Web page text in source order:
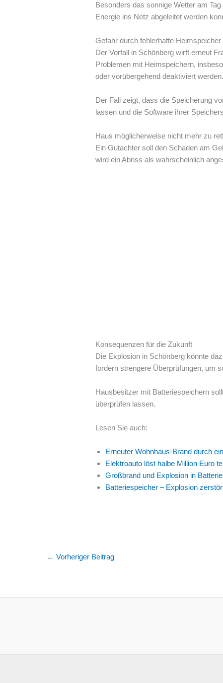
Besonders das sonnige Wetter am
Energie ins Netz abgeleitet werden
Gefahr durch fehlerhafte
Der Vorfall in Schönberg wirft erneut
Problemen mit Heimspeichern,
oder vorübergehend deaktiviert werden.
Der Fall zeigt, dass die Speicherung
lassen und die Software ihrer
Haus möglicherweise nicht mehr zu
Ein Gutachter soll den Schaden am
wird ein Abriss als wahrscheinlich
Konsequenzen für die Zukunft
Die Explosion in Schönberg könnte
fordern strengere Überprüfungen, um
Hausbesitzer mit Batteriespeichern
überprüfen lassen.
Lesen Sie auch:
Erneuter Wohnhaus-Brand durch
Elektroauto löst halbe Million Euro
Großbrand und Explosion in
Batteriespeicher – Explosion
← Vorheriger Beitrag